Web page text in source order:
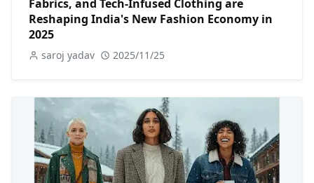
Fabrics, and Tech-Infused Clothing are
Reshaping India's New Fashion Economy in
2025
saroj yadav 2025/11/25